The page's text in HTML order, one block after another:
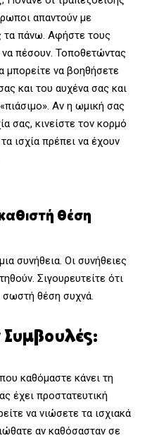
απαντούν με
πάνω. Αφήστε τους
πέσουν. Τοποθετώντας
μπορείτε να βοηθήσετε
και του αυχένα σας και
Αν η ωμική σας
σας, κινείστε τον κορμό
ισχία πρέπει να έχουν
θέση
συνήθεια. Οι συνήθειες
Σιγουρευτείτε ότι
σωστή θέση συχνά.
Συμβουλές:
καθόμαστε κάνει τη
έχει προστατευτική
να νιώσετε τα ισχιακά
αν καθόσασταν σε